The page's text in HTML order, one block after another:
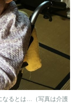
なるとは…（写真は介護